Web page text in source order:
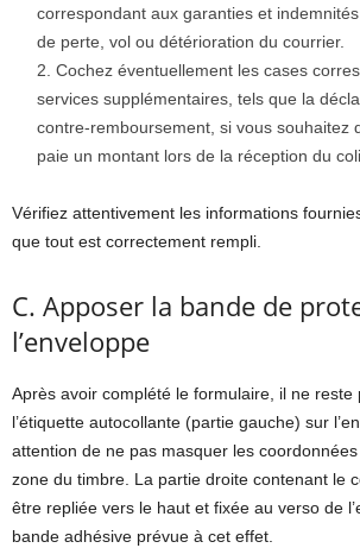
correspondant aux garanties et
de perte, vol ou détérioration du courrier.
Cochez éventuellement les cases
services supplémentaires, tels que la
contre-remboursement, si vous souhaitez
paie un montant lors de la réception du
Vérifiez attentivement les informations
que tout est correctement rempli.
C. Apposer la bande de
l’enveloppe
Après avoir complété le formulaire, il ne reste
l’étiquette autocollante (partie gauche) sur
attention de ne pas masquer les
zone du timbre. La partie droite contenant le
être repliée vers le haut et fixée au verso de
bande adhésive prévue à cet effet.